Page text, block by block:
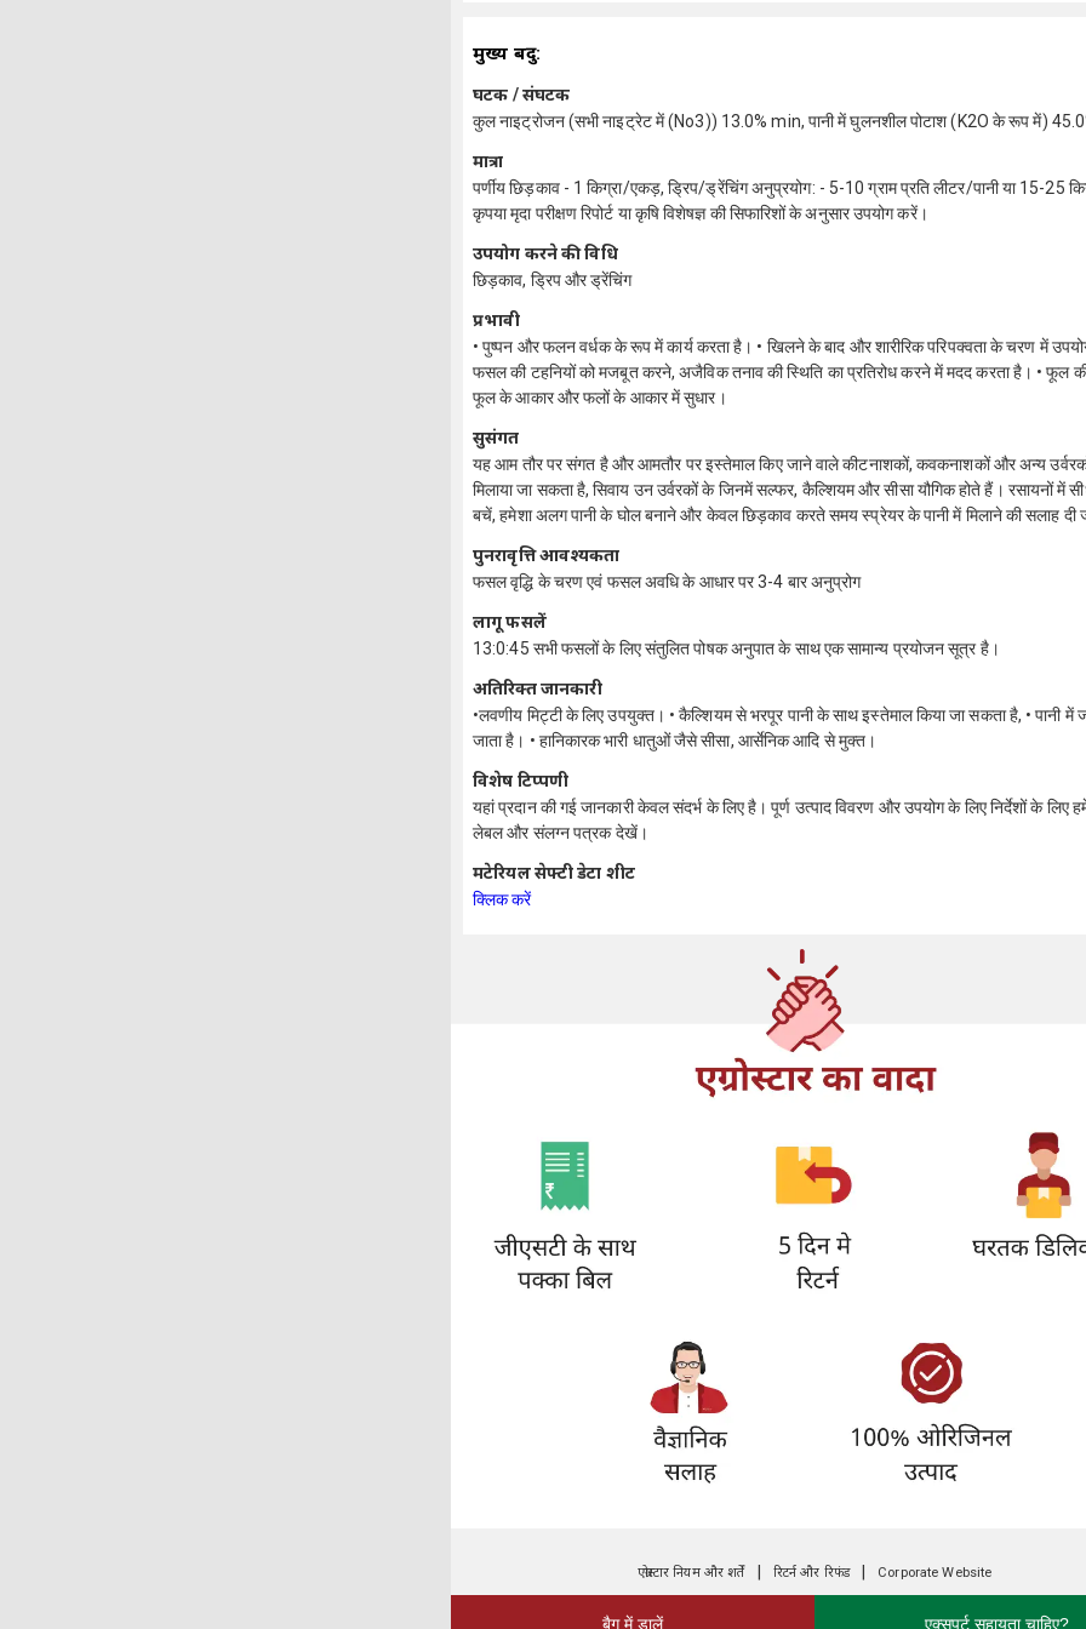
मुख्य बिंदु:
घटक / संघटक
कुल नाइट्रोजन (सभी नाइट्रेट में (No3)) 13.0% min, पानी में घुलनशील पोटाश (K2O के रूप में)
मात्रा
पर्णीय छिड़काव - 1 किग्रा/एकड़, ड्रिप/ड्रेंचिंग अनुप्रयोग: - 5-10 ग्राम प्रति लीटर/पानी या 15-25
कृपया मृदा परीक्षण रिपोर्ट या कृषि विशेषज्ञ की सिफारिशों के अनुसार उपयोग करें।
उपयोग करने की विधि
छिड़काव, ड्रिप और ड्रेंचिंग
प्रभावी
• पुष्पन और फलन वर्धक के रूप में कार्य करता है। • खिलने के बाद और शारीरिक परिपक्वता के चरण में
फसल की टहनियों को मजबूत करने, अजैविक तनाव की स्थिति का प्रतिरोध करने में मदद करता है। • फूल की
फूल के आकार और फलों के आकार में सुधार।
सुसंगत
यह आम तौर पर संगत है और आमतौर पर इस्तेमाल किए जाने वाले कीटनाशकों, कवकनाशकों और अन्य
मिलाया जा सकता है, सिवाय उन उर्वरकों के जिनमें सल्फर, कैल्शियम और सीसा यौगिक होते हैं। रसायनों में
बचें, हमेशा अलग पानी के घोल बनाने और केवल छिड़काव करते समय स्प्रेयर के पानी में मिलाने की सलाह दी
पुनरावृत्ति आवश्यकता
फसल वृद्धि के चरण एवं फसल अवधि के आधार पर 3-4 बार अनुप्रोग
लागू फसलें
13:0:45 सभी फसलों के लिए संतुलित पोषक अनुपात के साथ एक सामान्य प्रयोजन सूत्र है।
अतिरिक्त जानकारी
•लवणीय मिट्टी के लिए उपयुक्त। • कैल्शियम से भरपूर पानी के साथ इस्तेमाल किया जा सकता है, • पानी में
जाता है। • हानिकारक भारी धातुओं जैसे सीसा, आर्सेनिक आदि से मुक्त।
विशेष टिप्पणी
यहां प्रदान की गई जानकारी केवल संदर्भ के लिए है। पूर्ण उत्पाद विवरण और उपयोग के लिए निर्देशों के लिए
लेबल और संलग्न पत्रक देखें।
मटेरियल सेफ्टी डेटा शीट
क्लिक करें
बैग में डालें एक्सपर्ट सहायता चाहिए?
एग्रोस्टार नियम और शर्तें रिटर्न और रिफंड Corporate Website